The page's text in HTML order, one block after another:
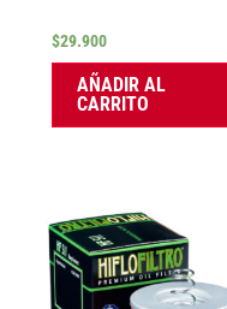
$29.900
AÑADIR AL
CARRITO